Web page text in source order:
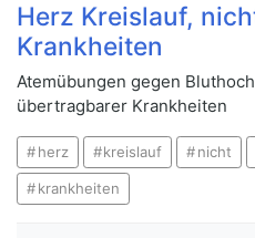
Herz Kreislauf,
Krankheiten
Atemübungen gegen
übertragbarer Krankheiten
herz kreislauf nicht
krankheiten